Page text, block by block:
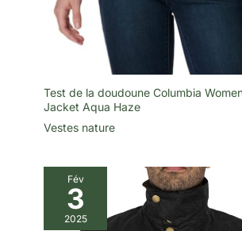
Test de la doudoune Columbia
Jacket Aqua Haze
Vestes nature
Fév
3
2025